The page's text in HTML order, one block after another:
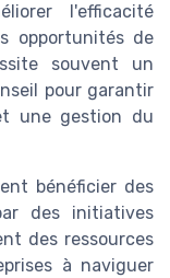
l'efficacité
opportunités de
souvent un
pour garantir
une gestion du
bénéficier des
des initiatives
des ressources
à naviguer